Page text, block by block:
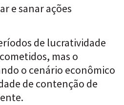
e sanar ações
de lucratividade
mas o
o cenário econômico
de contenção de